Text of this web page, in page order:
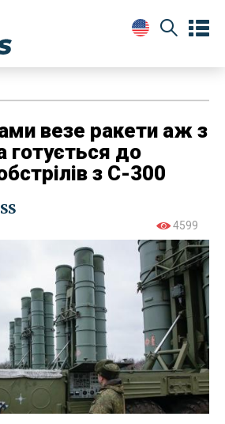
везе ракети аж з
готується до
з С-300
4599